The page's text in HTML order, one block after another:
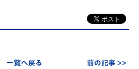
一覧へ戻る 前の記事 >>